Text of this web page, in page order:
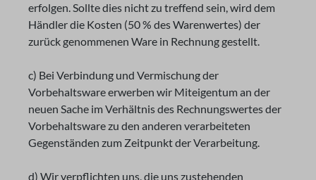
erfolgen. Sollte dies nicht zu treffend sein, wird dem
Händler die Kosten (50 % des Warenwertes) der
zurück genommenen Ware in Rechnung gestellt.
c) Bei Verbindung und Vermischung der
Vorbehaltsware erwerben wir Miteigentum an der
neuen Sache im Verhältnis des Rechnungswertes der
Vorbehaltsware zu den anderen verarbeiteten
Gegenständen zum Zeitpunkt der Verarbeitung.
d) Wir verpflichten uns, die uns zustehenden